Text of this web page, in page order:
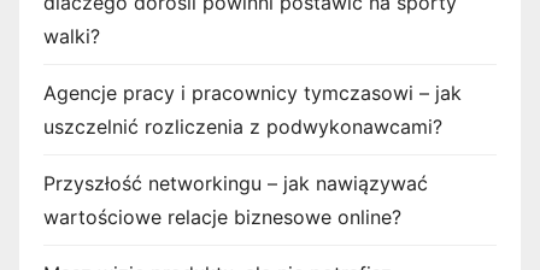
walki?
Agencje pracy i pracownicy tymczasowi – jak
uszczelnić rozliczenia z podwykonawcami?
Przyszłość networkingu – jak nawiązywać
wartościowe relacje biznesowe online?